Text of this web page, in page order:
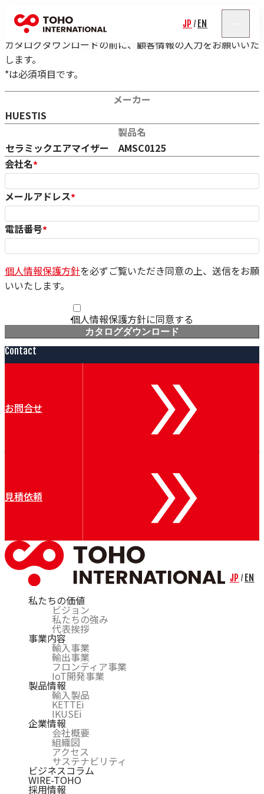
JP / EN
カタログダウンロード
カタログダウンロードの前に、顧客情報の入力をお願いいた
します。
*は必須項目です。
メーカー
HUESTIS
製品名
セラミックエアマイザー AMSC0125
会社名*
メールアドレス*
電話番号*
個人情報保護方針を必ずご覧いただき同意の上、送信をお願
いいたします。
個人情報保護方針に同意する
カタログダウンロード
Contact
お問合せ
見積依頼
私たちの価値
ビジョン
私たちの強み
代表挨拶
事業内容
輸入事業
輸出事業
フロンティア事業
IoT開発事業
製品情報
輸入製品
KETTEi
IKUSEi
企業情報
会社概要
組織図
アクセス
サステナビリティ
ビジネスコラム
WIRE-TOHO
採用情報
JP / EN